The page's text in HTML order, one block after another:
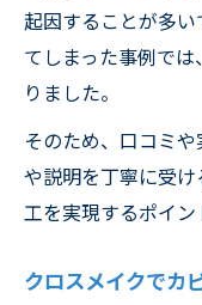
起因することが多
てしまった事例で
りました。
そのため、口コミ
や説明を丁寧に受
工を実現するポイン
クロスメイクでカ